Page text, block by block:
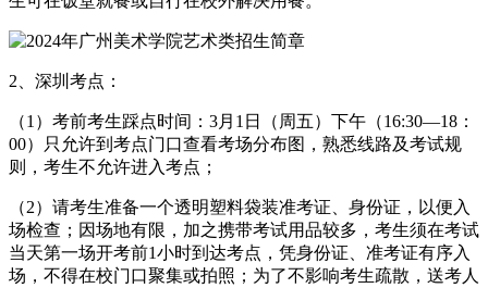
2、深圳考点：
（1）考前考生踩点时间：3月1日（周五）下午（16:30—18：
00）只允许到考点门口查看考场分布图，熟悉线路及考试规
则，考生不允许进入考点；
（2）请考生准备一个透明塑料袋装准考证、身份证，以便入
场检查；因场地有限，加之携带考试用品较多，考生须在考试
当天第一场开考前1小时到达考点，凭身份证、准考证有序入
场，不得在校门口聚集或拍照；为了不影响考生疏散，送考人